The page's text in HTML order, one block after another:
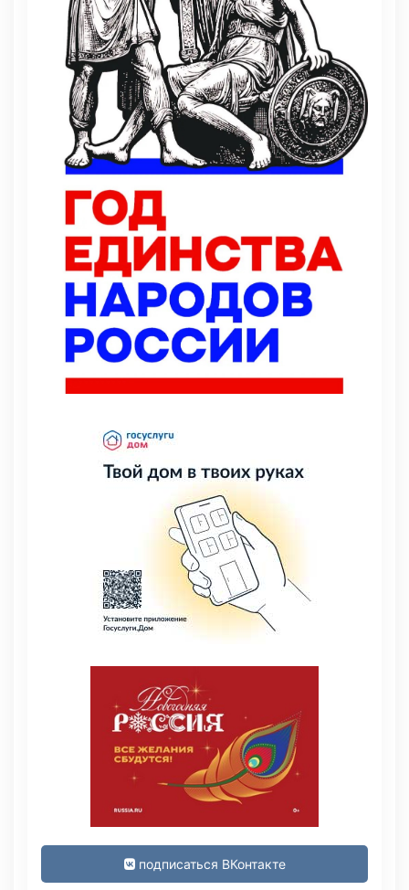
подписаться ВКонтакте